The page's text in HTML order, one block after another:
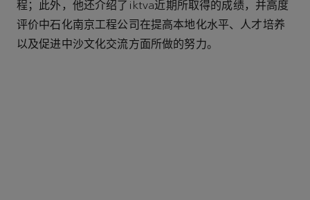
程；此外，他还介绍了iktva近期所取得的成绩，并高度
评价中石化南京工程公司在提高本地化水平、人才培养
以及促进中沙文化交流方面所做的努力。